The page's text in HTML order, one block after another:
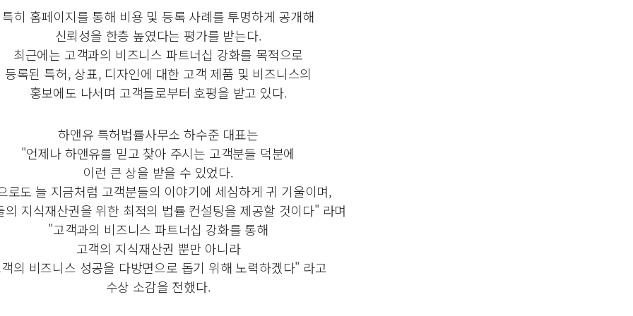
특히 홈페이지를 통해 비용 및 등록 사례를 투명하게 공개해
신뢰성을 한층 높였다는 평가를 받는다.
최근에는 고객과의 비즈니스 파트너십 강화를 목적으로
등록된 특허, 상표, 디자인에 대한 고객 제품 및 비즈니스의
홍보에도 나서며 고객들로부터 호평을 받고 있다.
하앤유 특허법률사무소 하수준 대표는
"언제나 하앤유를 믿고 찾아 주시는 고객분들 덕분에
이런 큰 상을 받을 수 있었다.
로도 늘 지금처럼 고객분들의 이야기에 세심하게 귀 기울이며,
의 지식재산권을 위한 최적의 법률 컨설팅을 제공할 것이다" 라며
"고객과의 비즈니스 파트너십 강화를 통해
고객의 지식재산권 뿐만 아니라
의 비즈니스 성공을 다방면으로 돕기 위해 노력하겠다" 라고
수상 소감을 전했다.